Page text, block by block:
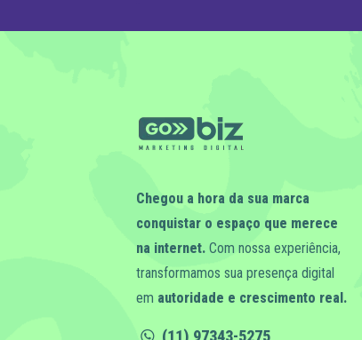
Chegou a hora da sua marca
conquistar o espaço que merece
na internet.Com nossa experiência,
transformamos sua presença digital
em autoridade e crescimento real.